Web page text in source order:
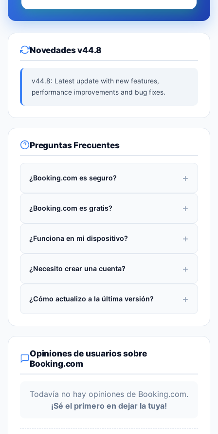
Novedades v44.8
v44.8: Latest update with new features,
performance improvements and bug fixes.
Preguntas Frecuentes
¿Booking.com es seguro?
¿Booking.com es gratis?
¿Funciona en mi dispositivo?
¿Necesito crear una cuenta?
¿Cómo actualizo a la última versión?
Opiniones de usuarios sobre
Booking.com
Todavía no hay opiniones de Booking.com.
¡Sé el primero en dejar la tuya!